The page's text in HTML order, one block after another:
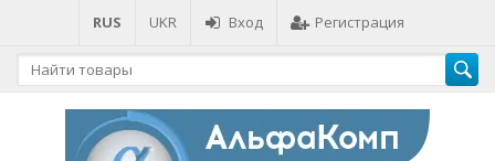
RUS UKR Вход Регистрация